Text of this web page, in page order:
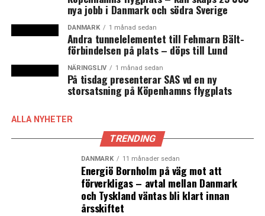
datasystemet EFI havererat och stängts av. Något som
skatteminister Karsten Lauritzen (V) kallat den största
it-skandalen i modern tid. Ett stort antal datasystem
måste bytas ut och för tillfället måste indrivningen av
obetalda skatter ske manuellt vilket orsakar stora
Den danska regeringen har nu tagit fram
handlingsplanen ”Skat ut ur krisen” som bland annat
innehåller upprättandet av en insatsstyrka för kontroll
av återbetald aktieskatt, en övervaknings- och
analysenhet som ska övervaka alla sorters utbetalningar
samt införandet av en anti-svindel-enhet inriktad mot
nya jobb i Danmark och södra Sverige
DANMARK 1 månad sedan
Andra tunnelelementet till Fehmarn Bält-
förbindelsen på plats – döps till Lund
NÄRINGSLIV 1 månad sedan
På tisdag presenterar SAS vd en ny
storsatsning på Köpenhamns flygplats
ALLA NYHETER
TRENDING
DANMARK 11 månader sedan
Energiö Bornholm på väg mot att
förverkligas – avtal mellan Danmark
och Tyskland väntas bli klart innan
årsskiftet